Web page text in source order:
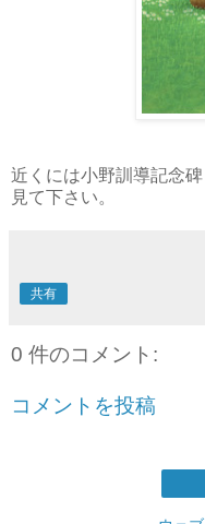
近くには小野訓導記念
見て下さい。
共有
0 件のコメント:
コメントを投稿